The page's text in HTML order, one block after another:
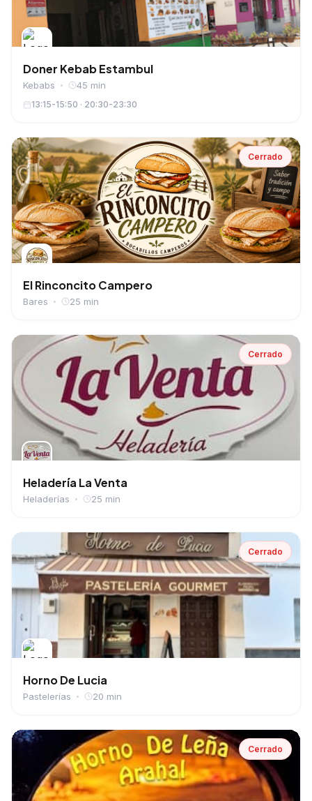
Doner Kebab Estambul
Kebabs 45 min
13:15-15:50 · 20:30-23:30
Cerrado
El Rinconcito Campero
Bares 25 min
Cerrado
Heladería La Venta
Heladerías 25 min
Cerrado
Horno De Lucia
Pastelerías 20 min
Cerrado